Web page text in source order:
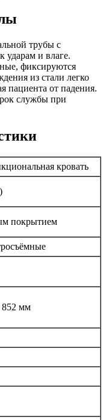
трубы с
и влаге.
фиксируются
из стали легко
пациента от падения.
службы при
кровать
покрытием
852 мм